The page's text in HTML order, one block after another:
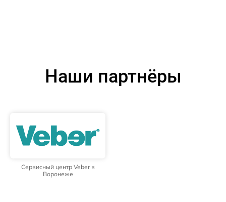
Наши партнёры
Сервисный центр Veber в
Воронеже